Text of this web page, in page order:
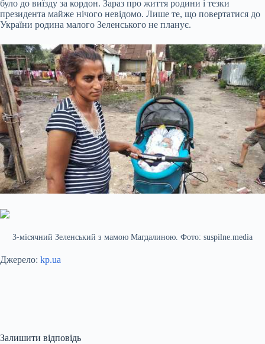
було до виїзду за кордон. Зараз про життя родини і тезки
президента майже нічого невідомо. Лише те, що повертатися до
України родина малого Зеленського не планує.
3-місячний Зеленський з мамою Магдалиною. Фото: suspilne.media
Джерело: kp.ua
Залишити відповідь